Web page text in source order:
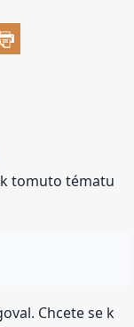
tomuto tématu
Chcete se k